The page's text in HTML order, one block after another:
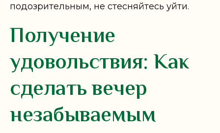
подозрительным, не стесняйтесь уйти.
Получение
удовольствия: Как
сделать вечер
незабываемым